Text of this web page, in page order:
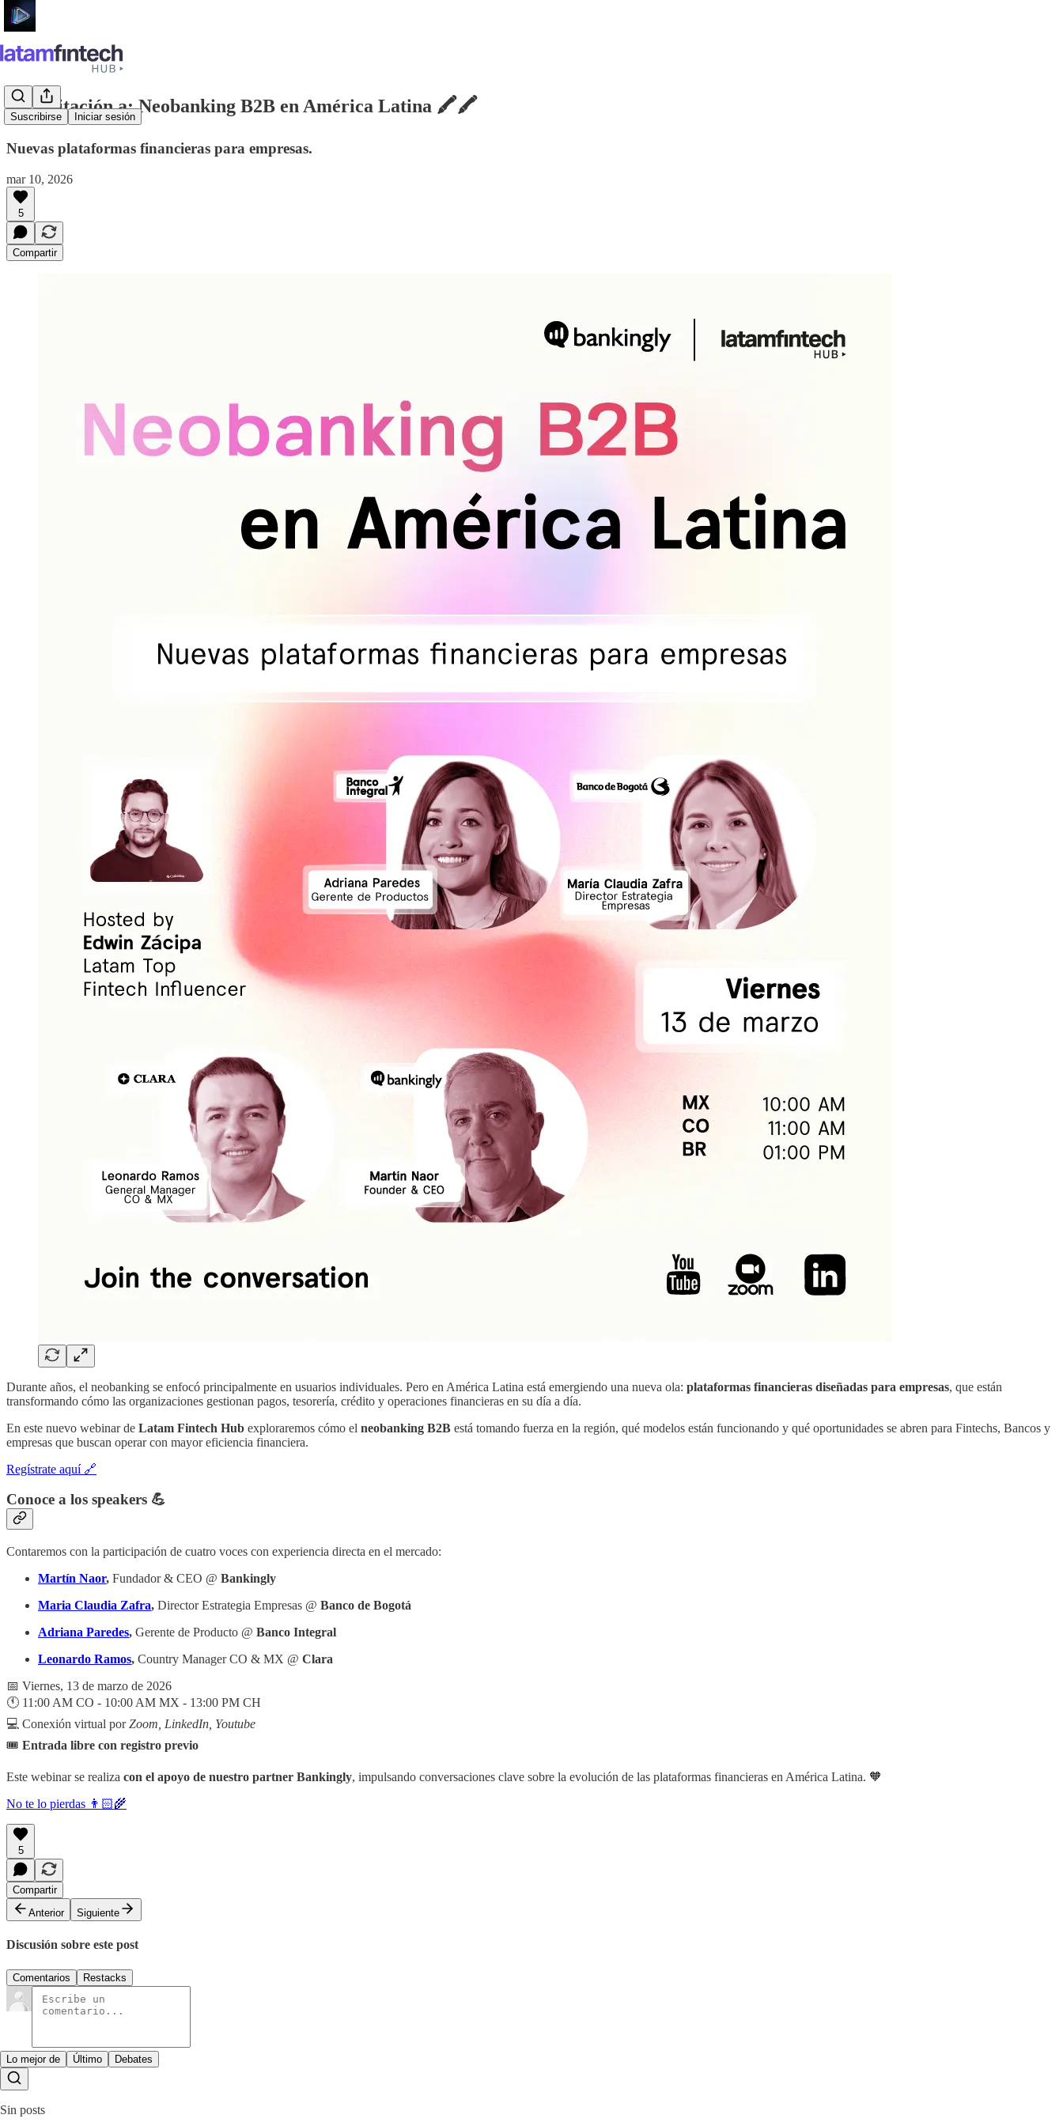
Suscribirse Iniciar sesión
Tu invitación a: Neobanking B2B en América Latina 🖍️🖍️
Nuevas plataformas financieras para empresas.
mar 10, 2026
5
Compartir
Durante años, el neobanking se enfocó principalmente en usuarios individuales. Pero en América Latina está emergiendo una nueva ola: plataformas financieras diseñadas para empresas, que están
transformando cómo las organizaciones gestionan pagos, tesorería, crédito y operaciones financieras en su día a día.
En este nuevo webinar de Latam Fintech Hub exploraremos cómo el neobanking B2B está tomando fuerza en la región, qué modelos están funcionando y qué oportunidades se abren para Fintechs, Bancos y
empresas que buscan operar con mayor eficiencia financiera.
Regístrate aquí 🔗
Conoce a los speakers 💪
Contaremos con la participación de cuatro voces con experiencia directa en el mercado:
Martín Naor, Fundador & CEO @ Bankingly
Maria Claudia Zafra, Director Estrategia Empresas @ Banco de Bogotá
Adriana Paredes, Gerente de Producto @ Banco Integral
Leonardo Ramos, Country Manager CO & MX @ Clara
📅 Viernes, 13 de marzo de 2026
🕚 11:00 AM CO - 10:00 AM MX - 13:00 PM CH
💻 Conexión virtual porZoom, LinkedIn, Youtube
🎟️ Entrada libre con registro previo
Este webinar se realiza con el apoyo de nuestro partner Bankingly, impulsando conversaciones clave sobre la evolución de las plataformas financieras en América Latina. 🧡
No te lo pierdas 👨🏻‍🌾
5
Compartir
Anterior
Siguiente
Discusión sobre este post
Comentarios Restacks
Lo mejor de Último Debates
Sin posts